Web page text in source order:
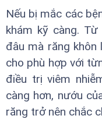
Nếu bị mắc các
khám kỹ càng.
đâu mà răng
cho phù hợp với
điều trị viêm
càng hơn, nướu
răng trở nên chắc